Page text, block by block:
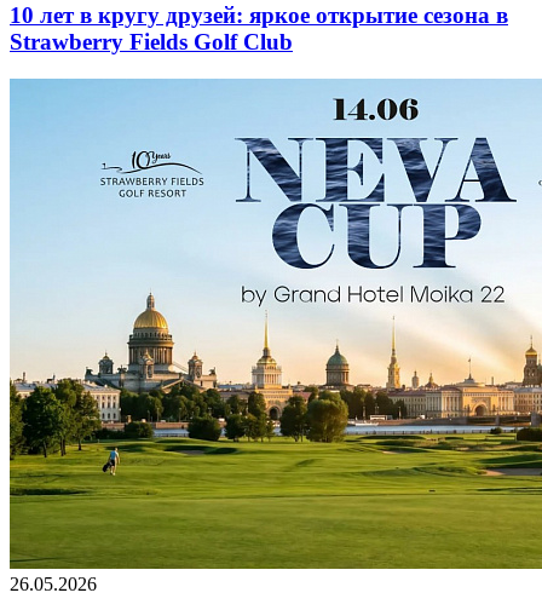
10 лет в кругу друзей: яркое открытие сезона в
Strawberry Fields Golf Club
26.05.2026